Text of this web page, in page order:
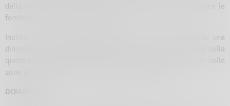
delle materie prime, sia riguardo alle difficoltà per ottenere le
forniture, sia in termini di prezzo.
Inoltre, per il 29,2% delle imprese è stata riscontrata una
diminuzione della domanda e per il 21,6% una contrazione della
quota di export e del fatturato dipendenti sia direttamente dalle
zone interessate dal conflitto, sia indirettamente.
DOMANDA